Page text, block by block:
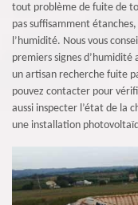
tout problème de fuite de
pas suffisamment
l’humidité. Nous vous
premiers signes
un artisan recherche fuite
pouvez contacter pour
aussi inspecter l’état de la
une installation